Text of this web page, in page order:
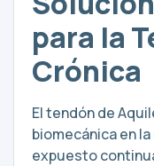
para la
Crónica
El tendón de
biomecánica en
expuesto